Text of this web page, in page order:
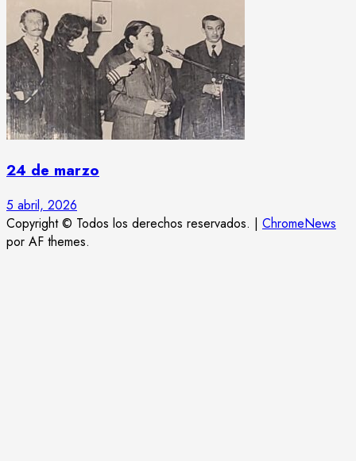
24 de marzo
5 abril, 2026
Copyright © Todos los derechos reservados. | ChromeNews
por AF themes.